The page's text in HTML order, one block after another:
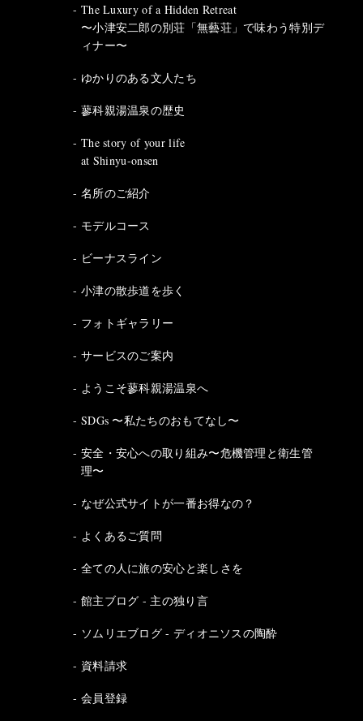
The Luxury of a Hidden Retreat
〜小津安二郎の別荘「無藝荘」で味わう特別デ
ィナー〜
ゆかりのある文人たち
蓼科親湯温泉の歴史
The story of your life
at Shinyu-onsen
名所のご紹介
モデルコース
ビーナスライン
小津の散歩道を歩く
フォトギャラリー
サービスのご案内
ようこそ蓼科親湯温泉へ
SDGs 〜私たちのおもてなし〜
安全・安心への取り組み〜危機管理と衛生管
理〜
なぜ公式サイトが一番お得なの？
よくあるご質問
全ての人に旅の安心と楽しさを
館主ブログ - 主の独り言
ソムリエブログ - ディオニソスの陶酔
資料請求
会員登録